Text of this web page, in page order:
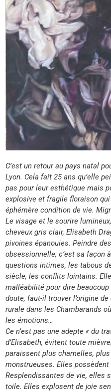
C’est un retour au pays natal
Lyon. Cela fait 25 ans qu’elle
pas pour leur esthétique mais
explosive et fragile floraison
éphémère condition de vie.
Le visage et le sourire
cheveux gris clair, Elisabeth
pivoines épanouies. Peindre
obsessionnelle, c’est sa façon
questions intimes, les tabous
siècle, les conflits lointains.
malléabilité pour dire
doute, faut-il trouver l’origine
rurale dans les Chambarands
les émotions…
Ce n’est pas une adepte « du
d’Elisabeth, évitent toute
paraissent plus charnelles,
monstrueuses. Elles possèdent
Resplendissantes de vie, elles
toile. Elles explosent de joie